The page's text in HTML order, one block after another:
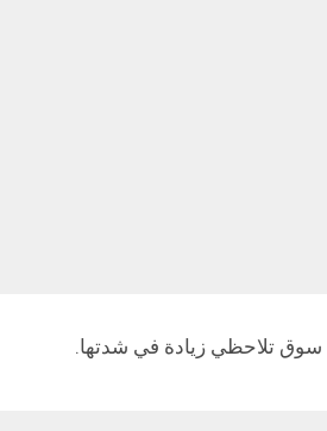
سوق تلاحظي زيادة في شدتها.